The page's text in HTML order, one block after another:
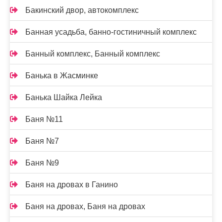
Бакинский двор, автокомплекс
Банная усадьба, банно-гостиничный комплекс
Банный комплекс, Банный комплекс
Банька в Жасминке
Банька Шайка Лейка
Баня №11
Баня №7
Баня №9
Баня на дровах в Ганино
Баня на дровах, Баня на дровах